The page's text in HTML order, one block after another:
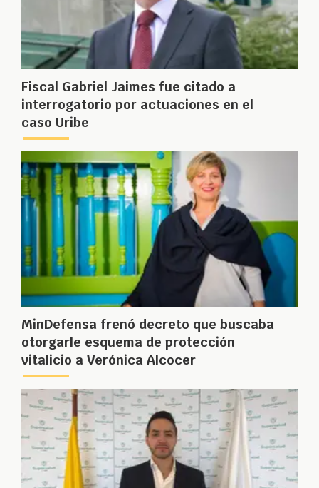
Fiscal Gabriel Jaimes fue citado a
interrogatorio por actuaciones en el
caso Uribe
MinDefensa frenó decreto que buscaba
otorgarle esquema de protección
vitalicio a Verónica Alcocer